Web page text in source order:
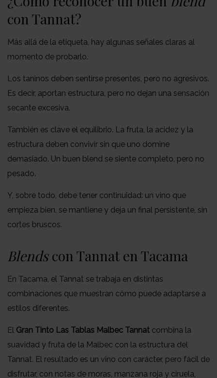
con Tannat?
Más allá de la etiqueta, hay algunas señales claras al
momento de probarlo.
Los taninos deben sentirse presentes, pero no agresivos.
Es decir, aportan estructura, pero no dejan una sensación
secante excesiva.
También es clave el equilibrio. La fruta, la acidez y la
estructura deben convivir sin que uno domine
demasiado. Un buen blend se siente completo, pero no
pesado.
Y, sobre todo, debe tener continuidad: un vino que
empieza bien, se mantiene y deja un final persistente, sin
cortes bruscos.
Blendscon Tannat en Tacama
En Tacama, el Tannat se trabaja en distintas
combinaciones que muestran cómo puede adaptarse a
estilos diferentes.
El Gran Tinto Las Tablas Malbec Tannat combina la
suavidad y fruta de la Malbec con la estructura del
Tannat. El resultado es un vino con carácter, pero fácil de
disfrutar, con notas de moras, manzana roja y ciruela,